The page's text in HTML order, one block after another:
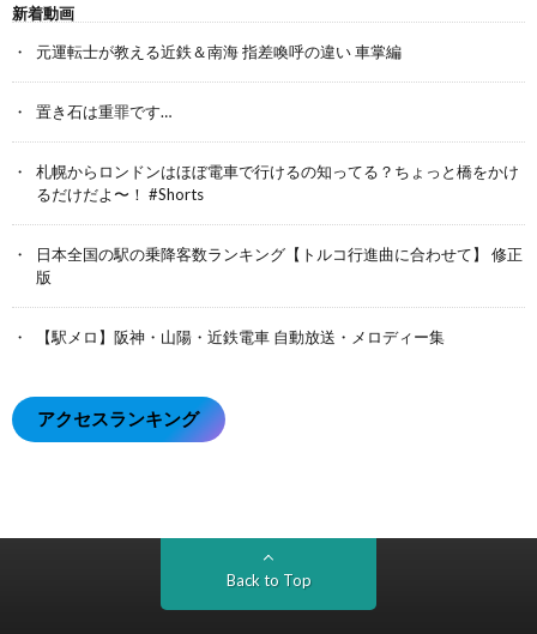
新着動画
元運転士が教える近鉄＆南海 指差喚呼の違い 車掌編
置き石は重罪です…
札幌からロンドンはほぼ電車で行けるの知ってる？ちょっと橋をかけ
るだけだよ〜！ #Shorts
日本全国の駅の乗降客数ランキング【トルコ行進曲に合わせて】 修正
版
【駅メロ】阪神・山陽・近鉄電車 自動放送・メロディー集
アクセスランキング
Back to Top